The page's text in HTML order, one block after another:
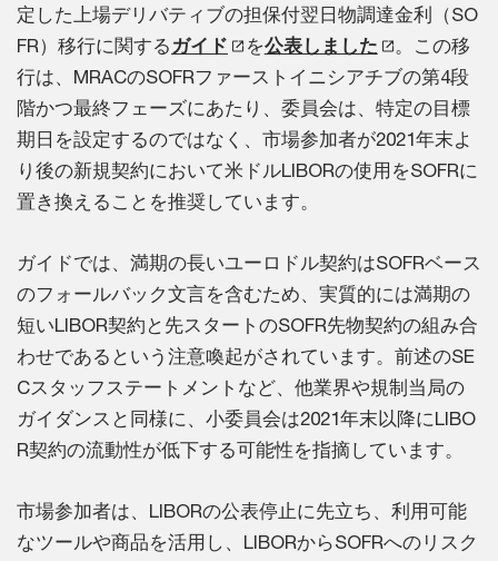
定した上場デリバティブの担保付翌日物調達金利（SO
FR）移行に関する ガイド を公表しました
。この移
行は、MRACのSOFRファーストイニシアチブの第4段
階かつ最終フェーズにあたり、委員会は、特定の目標
期日を設定するのではなく、市場参加者が2021年末よ
り後の新規契約において米ドルLIBORの使用をSOFRに
置き換えることを推奨しています。
ガイドでは、満期の長いユーロドル契約はSOFRベース
のフォールバック文言を含むため、実質的には満期の
短いLIBOR契約と先スタートのSOFR先物契約の組み合
わせであるという注意喚起がされています。前述のSE
Cスタッフステートメントなど、他業界や規制当局の
ガイダンスと同様に、小委員会は2021年末以降にLIBO
R契約の流動性が低下する可能性を指摘しています。
市場参加者は、LIBORの公表停止に先立ち、利用可能
なツールや商品を活用し、LIBORからSOFRへのリスク